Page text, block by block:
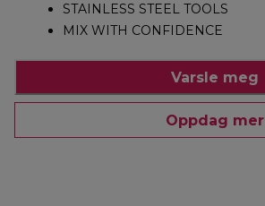
STAINLESS STEEL TOOLS
MIX WITH CONFIDENCE
Varsle meg
Oppdag mer